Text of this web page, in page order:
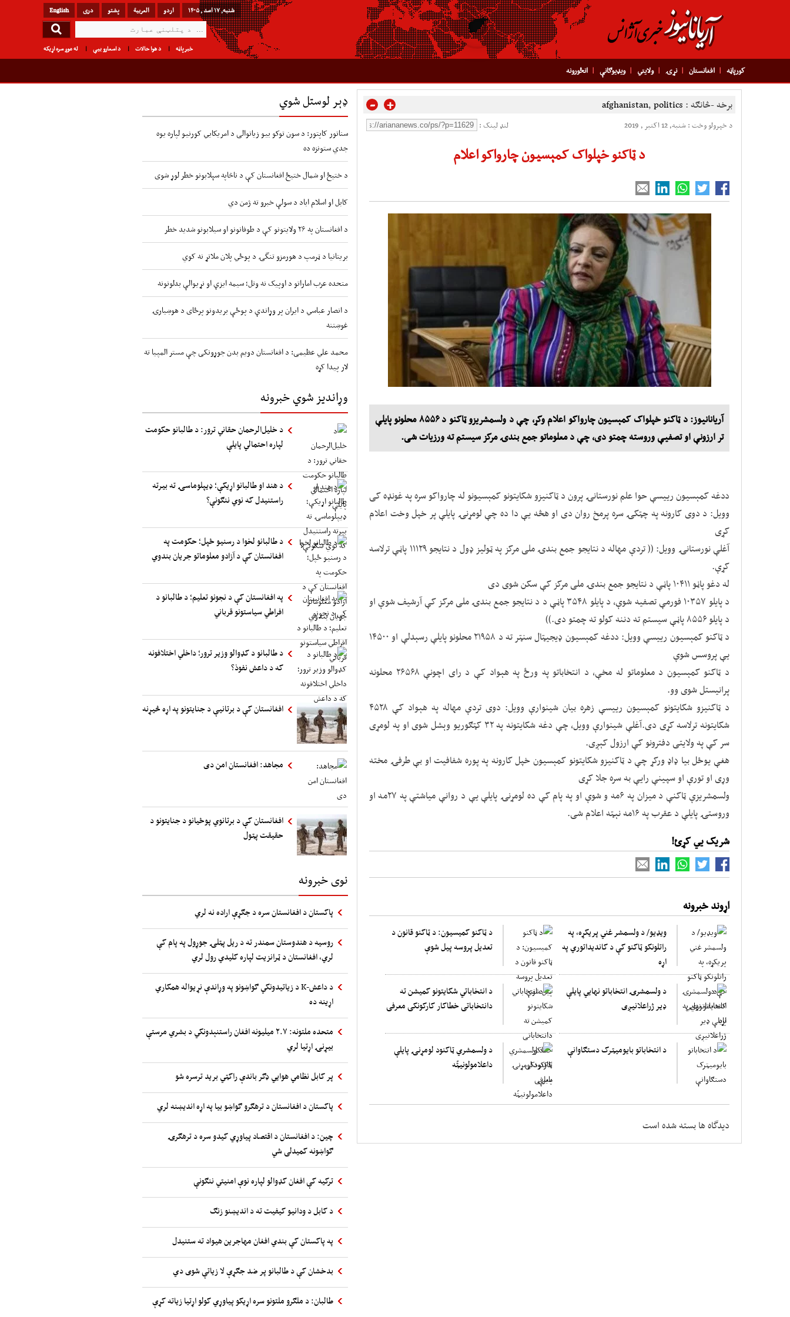
English دری پشتو العربیة اردو شنبه, ۱۷ اسد , ۱۴۰۵
له موږ سره اړیکه د اسعارو بیې د هوا حالات خبرپاڼه
کورپاڼه افغانستان نړۍ ولایتي ویډیوګانې انځورونه
برخه -څانګه : afghanistan, politics
- +
د خپرولو وخت : شنبه, 12 اکتبر , 2019 لنډ لینک :
د ټاکنو خپلواک کمېسیون چارواکو اعلام
آریانانیوز: د ټاکنو خپلواک کمېسیون چارواکو اعلام وکړ، چې د ولسمشریزو ټاکنو د ۸۵۵۶ محلونو پایلې
تر ارزونې او تصفیې وروسته چمتو دی، چې د معلوماتو جمع بندۍ مرکز سیستم ته ورزیات شی.
ددغه کمېسیون رییسې حوا علم نورستانۍ پرون د ټاکنیزو شکایتونو کمېسیونو له چارواکو سره په غونډه کی
وویل: د دوی کارونه په چټکۍ سره پرمخ روان دی او هڅه یې دا ده چې لومړنۍ پایلې پر خپل وخت اعلام
کړی
آغلې نورستانۍ وویل: (( تردې مهاله د نتایجو جمع بندۍ ملی مرکز په ټولیز ډول د نتایجو ۱۱۱۲۹ پاڼې ترلاسه
کړې.
له دغو پاڼو ۱۰۴۱۱ پاڼې د نتایجو جمع بندۍ ملی مرکز کې سکن شوی دی
د پایلو ۱۰۳۵۷ فورمې تصفیه شوې، د پایلو ۳۵۴۸ پاڼې د د نتایجو جمع بندۍ ملی مرکز کې آرشیف شوې او
د پایلو ۸۵۵۶ پاڼې سیستم ته دننه کولو ته چمتو دی.))
د ټاکنو کمېسیون رییسې وویل: ددغه کمېسیون ډیجیټال سنټر ته د ۲۱۹۵۸ محلونو پایلې رسېدلې او ۱۴۵۰۰
یې پروسس شوې
د ټاکنو کمېسیون د معلوماتو له مخې، د انتخاباتو په ورځ په هېواد کې د رای اچونې ۲۶۵۶۸ محلونه
پرانیستل شوی وو.
د ټاکنیزو شکایتونو کمېسیون رییسې زهره بیان شینوارې وویل: دوی تردې مهاله په هېواد کې ۴۵۲۸
شکایتونه ترلاسه کړی دی.آغلې شینوارې وویل، چې دغه شکایتونه په ۳۲ کټګوریو وېشل شوی او په لومړی
سر کې په ولایتی دفترونو کې ارزول کېږی.
هغې یوځل بیا ډاډ ورکړ چې د ټاکنیزو شکایتونو کمېسیون خپل کارونه په پوره شفافیت او بې طرفۍ مخته
وړی او تورې او سپینې رایې به سره جلا کړی
ولسمشریزې ټاکنې د میزان په ۶مه و شوې او په پام کې ده لومړنۍ پایلې یې د روانې میاشتې په ۲۷مه او
وروستۍ پایلې د عقرب په ۱۶مه نېټه اعلام شی.
شریک یي کړئ!
اړوند خبرونه
ویډیو/ د ولسمشر غني پریکړه، په
راتلونکو ټاکنو کې د کاندیداتوري په
اړه
د ټاکنو کمیسیون: د ټاکنو قانون د
تعدیل پروسه پیل شوې
د ولسمشرۍ انتخاباتو نهایي پایلې
ډیر ژراعلانیږی
د انتخاباتي شکایتونو کمیشن ته
دانتخاباتی خطاکار کارکونکی معرفی
د انتخاباتو بایومیټرک دستګاوانې
د ولسمشري ټاکنود لومړنۍ پایلې
داعلامولونیټّه
دیدگاه ها بسته شده است
ډېر لوستل شوي
سناتور کاپتور: د سون توکو بیو زیاتوالی د امریکایي کورنیو لپاره یوه
جدي ستونزه ده
د ختیځ او شمال ختیځ افغانستان کې د ناڅاپه سېلابونو خطر لوړ شوی
کابل او اسلام اباد د سولې خبرو ته ژمن دي
د افغانستان په ۲۶ ولایتونو کې د طوفانونو او سیلابونو شدید خطر
بریتانیا د ټرمپ د هورمزو تنگۍ د پوځي پلان ملاتړ نه کوي
متحده عرب اماراتو د اوپیک نه وتل؛ سیمه ایزې او نړیوالې بدلونونه
د انصار عباسي د ایران پر وړاندې د پوځې بریدونو پرځای د هوښیارۍ
غوښتنه
محمد علي عظیمی: د افغانستان دویم بدن جوړونکی چې مستر المپیا ته
لار پیدا کړه
وړاندیز شوي خبرونه
د خلیل‌الرحمان حقاني ترور: د طالبانو حکومت
لپاره احتمالي پایلې
د هند او طالبانو اړیکې؛ ډیپلوماسۍ ته بیرته
راستنیدل که نوي ننګونې؟
د طالبانو لخوا د رسنیو ځپل؛ حکومت په
افغانستان کې د آزادو معلوماتو جریان بندوي
په افغانستان کې د نجونو تعلیم؛ د طالبانو د
افراطي سیاستونو قرباني
د طالبانو د کډوالو وزیر ترور؛ داخلي اختلافونه
که د داعش نفوذ؟
افغانستان کې د برتانیې د جنایتونو په اړه څیړنه
مجاهد: افغانستان امن دی
افغانستان کې د برتانوي پوځیانو د جنایتونو د
حقیقت پټول
نوی خبرونه
پاکستان د افغانستان سره د جګړې اراده نه لري
روسیه د هندوستان سمندر ته د ریل پټلۍ جوړول په پام کې
لري، افغانستان د ټرانزیت لپاره کلیدي رول لري
د داعش-K د زیاتیدونکي ګواښونو په وړاندې نړیواله همکاري
اړینه ده
متحده ملتونه: ۲.۷ میلیونه افغان راستنېدونکي د بشري مرستې
بیړنۍ اړتیا لري
پر کابل نظامي هوایي ډګر باندې راکټي برید ترسره شو
پاکستان د افغانستان د ترهګرو ګواښو بیا په اړه اندیښنه لري
چین: د افغانستان د اقتصاد پیاوړي کیدو سره د ترهګرۍ
ګواښونه کمیدلی شي
ترکیه کې افغان کډوالو لپاره نوې امنیتي ننګونې
د کابل د ودانیو کیفیت ته د اندیښنو زنګ
په پاکستان کې بندي افغان مهاجرین هیواد ته ستنیدل
بدخشان کې د طالبانو پر ضد جګړې لا زیاتې شوی دي
طالبان: د ملګرو ملتونو سره اړیکو پیاوړي کولو اړتیا زیاته کړې